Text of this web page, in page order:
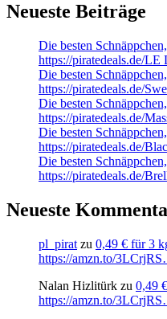
Neueste Beiträge
Die besten
https://piratedeals.de/
Die besten
https://piratedeals.de/
Die besten
https://piratedeals.de/
Die besten
https://piratedeals.de/
Die besten
https://piratedeals.de/
Neueste
pl_pirat zu 0,49 € für 3
https://amzn.to/
Nalan Hizlitürk zu 0,49
https://amzn.to/